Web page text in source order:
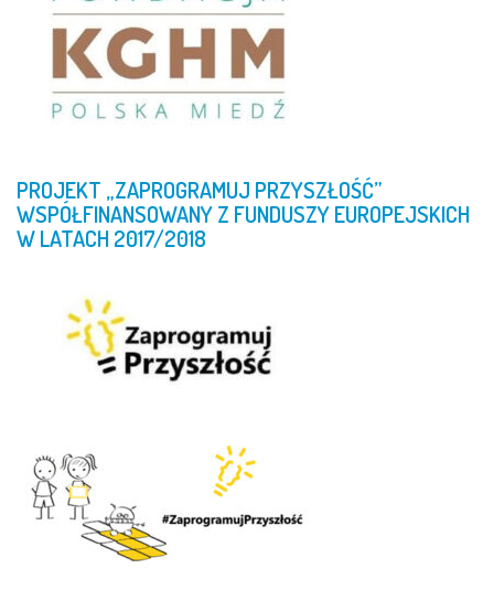
PROJEKT „ZAPROGRAMUJ PRZYSZŁOŚĆ”
WSPÓŁFINANSOWANYZ FUNDUSZYEUROPEJSKICH
WLATACH2017/2018